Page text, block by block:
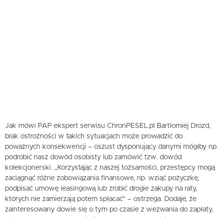
Jak mówi PAP ekspert serwisu ChronPESEL.pl Bartłomiej Drozd,
brak ostrożności w takich sytuacjach może prowadzić do
poważnych konsekwencji – oszust dysponujący danymi mógłby np.
podrobić nasz dowód osobisty lub zamówić tzw. dowód
kolekcjonerski. „Korzystając z naszej tożsamości, przestępcy mogą
zaciągnąć różne zobowiązania finansowe, np. wziąć pożyczkę,
podpisać umowę leasingową lub zrobić drogie zakupy na raty,
których nie zamierzają potem spłacać” – ostrzega. Dodaje, że
zainteresowany dowie się o tym po czasie z wezwania do zapłaty,